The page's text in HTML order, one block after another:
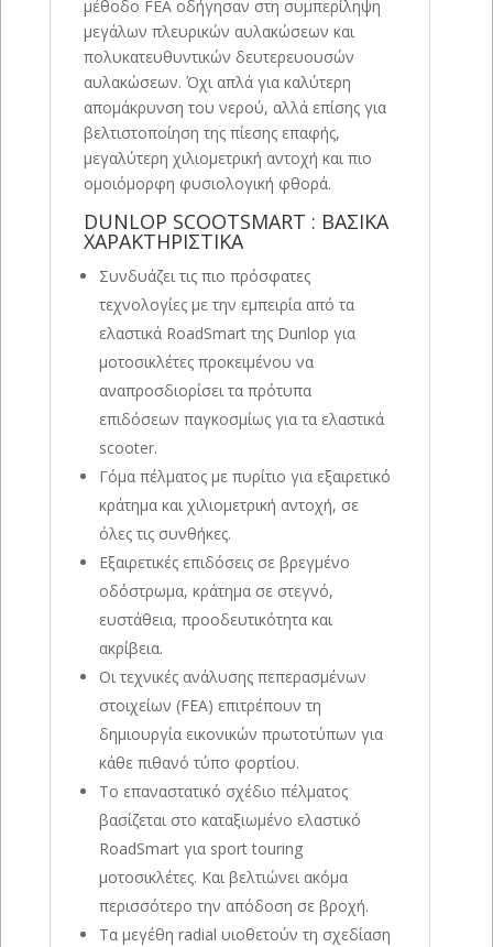
μέθοδο FEA οδήγησαν στη συμπερίληψη
μεγάλων πλευρικών αυλακώσεων και
πολυκατευθυντικών δευτερευουσών
αυλακώσεων. Όχι απλά για καλύτερη
απομάκρυνση του νερού, αλλά επίσης για
βελτιστοποίηση της πίεσης επαφής,
μεγαλύτερη χιλιομετρική αντοχή και πιο
ομοιόμορφη φυσιολογική φθορά.
DUNLOP SCOOTSMART : ΒΑΣΙΚΑ
ΧΑΡΑΚΤΗΡΙΣΤΙΚΑ
Συνδυάζει τις πιο πρόσφατες
τεχνολογίες με την εμπειρία από τα
ελαστικά RoadSmart της Dunlop για
μοτοσικλέτες προκειμένου να
αναπροσδιορίσει τα πρότυπα
επιδόσεων παγκοσμίως για τα ελαστικά
scooter.
Γόμα πέλματος με πυρίτιο για εξαιρετικό
κράτημα και χιλιομετρική αντοχή, σε
όλες τις συνθήκες.
Εξαιρετικές επιδόσεις σε βρεγμένο
οδόστρωμα, κράτημα σε στεγνό,
ευστάθεια, προοδευτικότητα και
ακρίβεια.
Οι τεχνικές ανάλυσης πεπερασμένων
στοιχείων (FEA) επιτρέπουν τη
δημιουργία εικονικών πρωτοτύπων για
κάθε πιθανό τύπο φορτίου.
Το επαναστατικό σχέδιο πέλματος
βασίζεται στο καταξιωμένο ελαστικό
RoadSmart για sport touring
μοτοσικλέτες. Και βελτιώνει ακόμα
περισσότερο την απόδοση σε βροχή.
Τα μεγέθη radial υιοθετούν τη σχεδίαση